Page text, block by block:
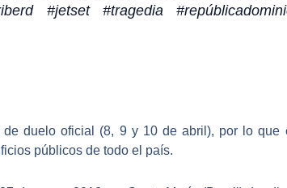
#jetset #tragedia
de duelo oficial (8, 9 y 10 de abril), por lo que
públicos de todo el país.